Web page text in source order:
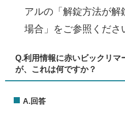
アルの「解錠方法が
場合」をご参照くださ
Q.利用情報に赤いビックリマ
が、これは何ですか？
A.回答